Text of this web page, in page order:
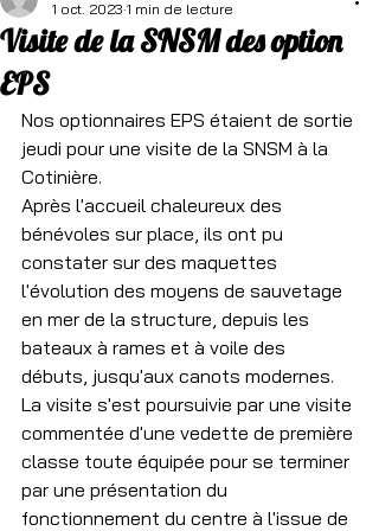
Visite de la SNSM des option
EPS
1 oct. 2023 1 min de lecture
Nos optionnaires EPS étaient de sortie
jeudi pour une visite de la SNSM à la
Cotinière.
Après l'accueil chaleureux des
bénévoles sur place, ils ont pu
constater sur des maquettes
l'évolution des moyens de sauvetage
en mer de la structure, depuis les
bateaux à rames et à voile des
débuts, jusqu'aux canots modernes.
La visite s'est poursuivie par une visite
commentée d'une vedette de première
classe toute équipée pour se terminer
par une présentation du
fonctionnement du centre à l'issue de